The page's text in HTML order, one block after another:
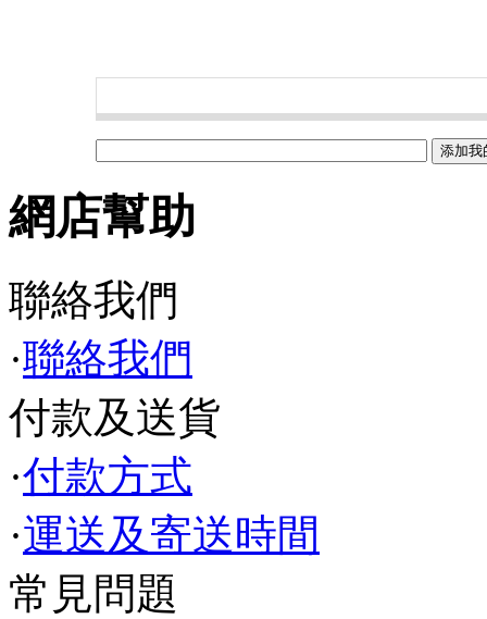
網店幫助
聯絡我們
·聯絡我們
付款及送貨
·付款方式
·運送及寄送時間
常見問題